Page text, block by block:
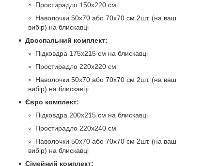
Простирадло 150х220 см
Наволочки 50х70 або 70х70 см 2шт. (на ваш
вибір) на блискавці
Двоспальний комплект:
Підковдра 175х215 см на блискавці
Простирадло 220х220 см
Наволочки 50х70 або 70х70 см 2шт. (на ваш
вибір) на блискавці
Євро комплект:
Підковдра 200х215 см на блискавці
Простирадло 220х240 см
Наволочки 50х70 або 70х70 см 2шт. (на ваш
вибір) на блискавці
Сімейний комплект: